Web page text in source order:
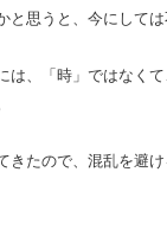
と思うと、今にして
は、「時」ではなく
たので、混乱を避